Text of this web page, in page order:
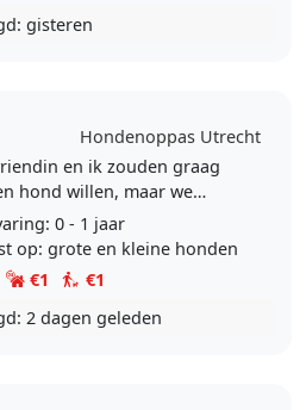
gisteren
Hondenoppas Utrecht
en ik zouden graag
hond willen, maar we
niet structureel genoeg tijd
wonen in een bovenwoning
tuin)...
0 - 1 jaar
op: grote en kleine honden
€1
€1
2 dagen geleden